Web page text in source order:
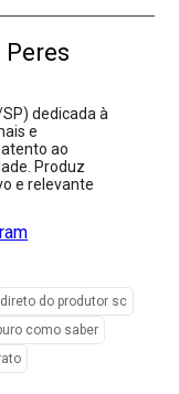
dedicada à
e
ao
Produz
e relevante
do produtor sc
como saber